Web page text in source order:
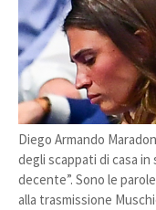
Diego Armando
degli scappati di casa in
decente”. Sono le
alla trasmissione